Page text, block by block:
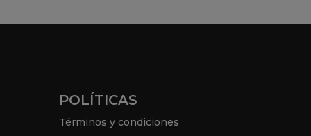
POLÍTICAS
Términos y condiciones